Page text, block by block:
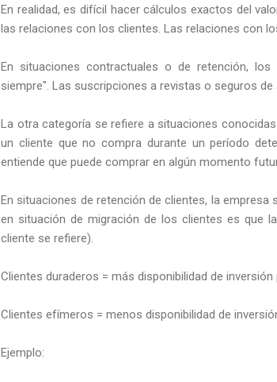
En realidad, es difícil hacer cálculos exactos del
las relaciones con los clientes. Las relaciones con
En situaciones contractuales o de retención,
siempre". Las suscripciones a revistas o seguros
La otra categoría se refiere a situaciones
un cliente que no compra durante un período
entiende que puede comprar en algún momento
En situaciones de retención de clientes, la
en situación de migración de los clientes es que
cliente se refiere).
Clientes duraderos = más disponibilidad de
Clientes efímeros = menos disponibilidad de
Ejemplo: